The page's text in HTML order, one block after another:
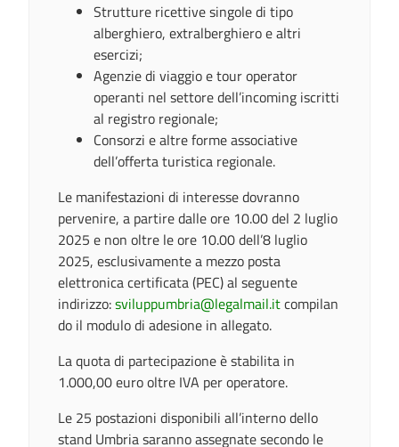
Strutture ricettive singole di tipo
alberghiero, extralberghiero e altri
esercizi;
Agenzie di viaggio e tour operator
operanti nel settore dell’incoming iscritti
al registro regionale;
Consorzi e altre forme associative
dell’offerta turistica regionale.
Le manifestazioni di interesse dovranno
pervenire, a partire dalle ore 10.00 del 2 luglio
2025 e non oltre le ore 10.00 dell’8 luglio
2025, esclusivamente a mezzo posta
elettronica certificata (PEC) al seguente
indirizzo:sviluppumbria@legalmail.itcompilan
do il modulo di adesione in allegato.
La quota di partecipazione è stabilita in
1.000,00 euro oltre IVA per operatore.
Le 25 postazioni disponibili all’interno dello
stand Umbria saranno assegnate secondo le